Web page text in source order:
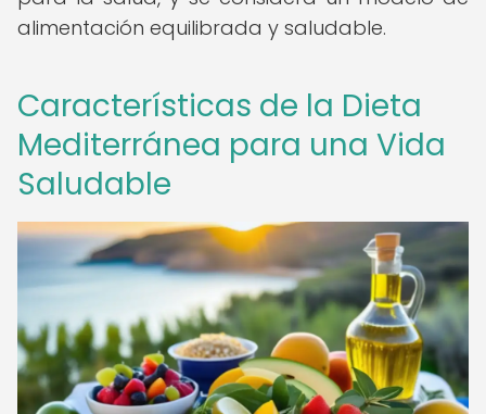
alimentación equilibrada y saludable.
Características de la Dieta
Mediterránea para una Vida
Saludable